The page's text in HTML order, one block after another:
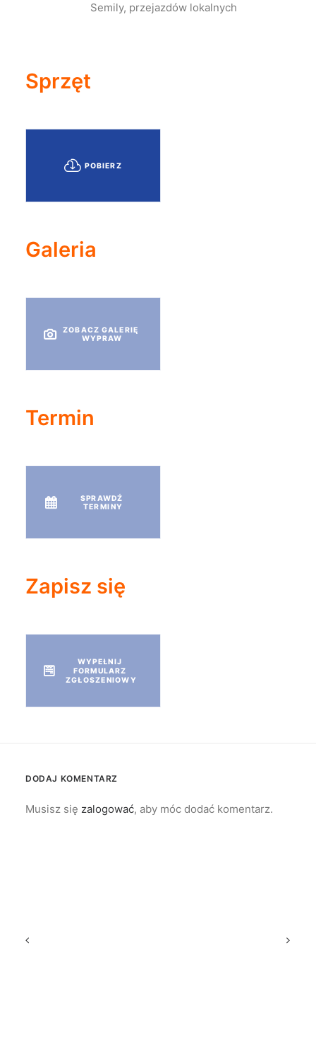
Semily, przejazdów lokalnych
Sprzęt
POBIERZ
Galeria
ZOBACZ GALERIĘ
WYPRAW
Termin
SPRAWDŹ
TERMINY
Zapisz się
WYPEŁNIJ
FORMULARZ
ZGŁOSZENIOWY
DODAJ KOMENTARZ
Musisz się zalogować, aby móc dodać komentarz.